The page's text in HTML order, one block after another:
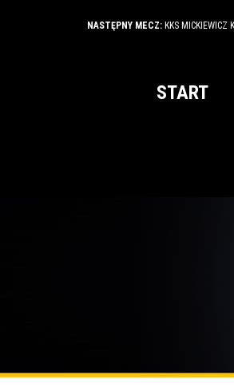
NASTĘPNY MECZ: KKS MICKIEWICZ
START